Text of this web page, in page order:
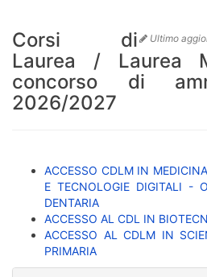
Ultimo
Corsi di
Laurea / Laurea
concorso di
2026/2027
ACCESSO CDLM IN
E TECNOLOGIE DIGITALI -
DENTARIA
ACCESSO AL CDL IN
ACCESSO AL CDLM IN
PRIMARIA